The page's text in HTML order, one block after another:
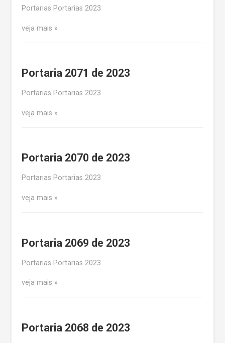
Portarias Portarias 2023
veja mais
Portaria 2071 de 2023
Portarias Portarias 2023
veja mais
Portaria 2070 de 2023
Portarias Portarias 2023
veja mais
Portaria 2069 de 2023
Portarias Portarias 2023
veja mais
Portaria 2068 de 2023